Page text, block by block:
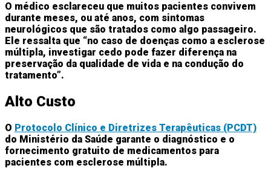
O médico esclareceu que muitos pacientes convivem
durante meses, ou até anos, com sintomas
neurológicos que são tratados como algo passageiro.
Ele ressalta que “no caso de doenças como a esclerose
múltipla, investigar cedo pode fazer diferença na
preservação da qualidade de vida e na condução do
tratamento”.
Alto Custo
O Protocolo Clínico e Diretrizes Terapêuticas (PCDT)
do Ministério da Saúde garante o diagnóstico e o
fornecimento gratuito de medicamentos para
pacientes com esclerose múltipla.